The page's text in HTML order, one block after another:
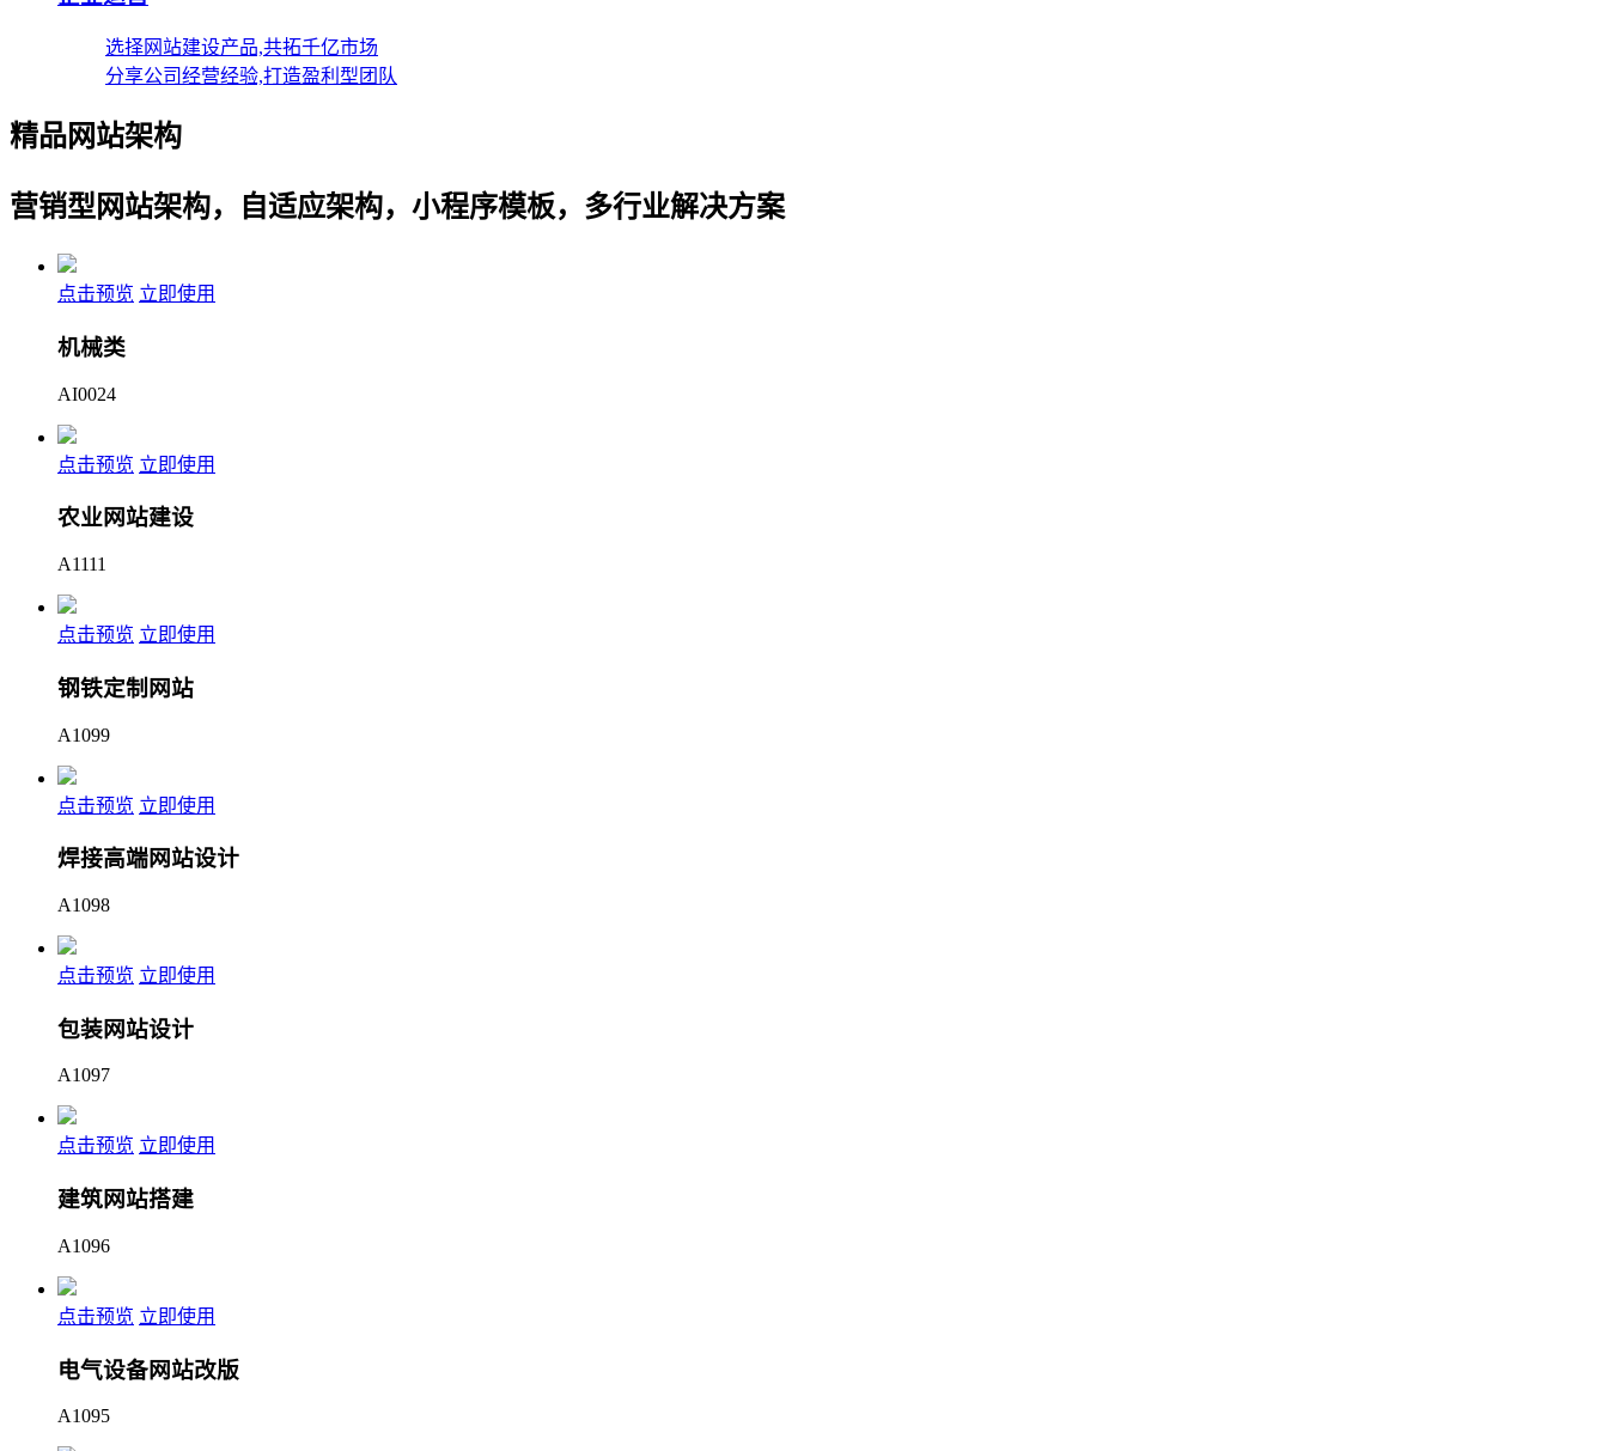
选择网站建设产品,共拓千亿市场
分享公司经营经验,打造盈利型团队
精品网站架构
营销型网站架构，自适应架构，小程序模板，多行业解决方案
点击预览 立即使用
机械类
AI0024
点击预览 立即使用
农业网站建设
A1111
点击预览 立即使用
钢铁定制网站
A1099
点击预览 立即使用
焊接高端网站设计
A1098
点击预览 立即使用
包装网站设计
A1097
点击预览 立即使用
建筑网站搭建
A1096
点击预览 立即使用
电气设备网站改版
A1095